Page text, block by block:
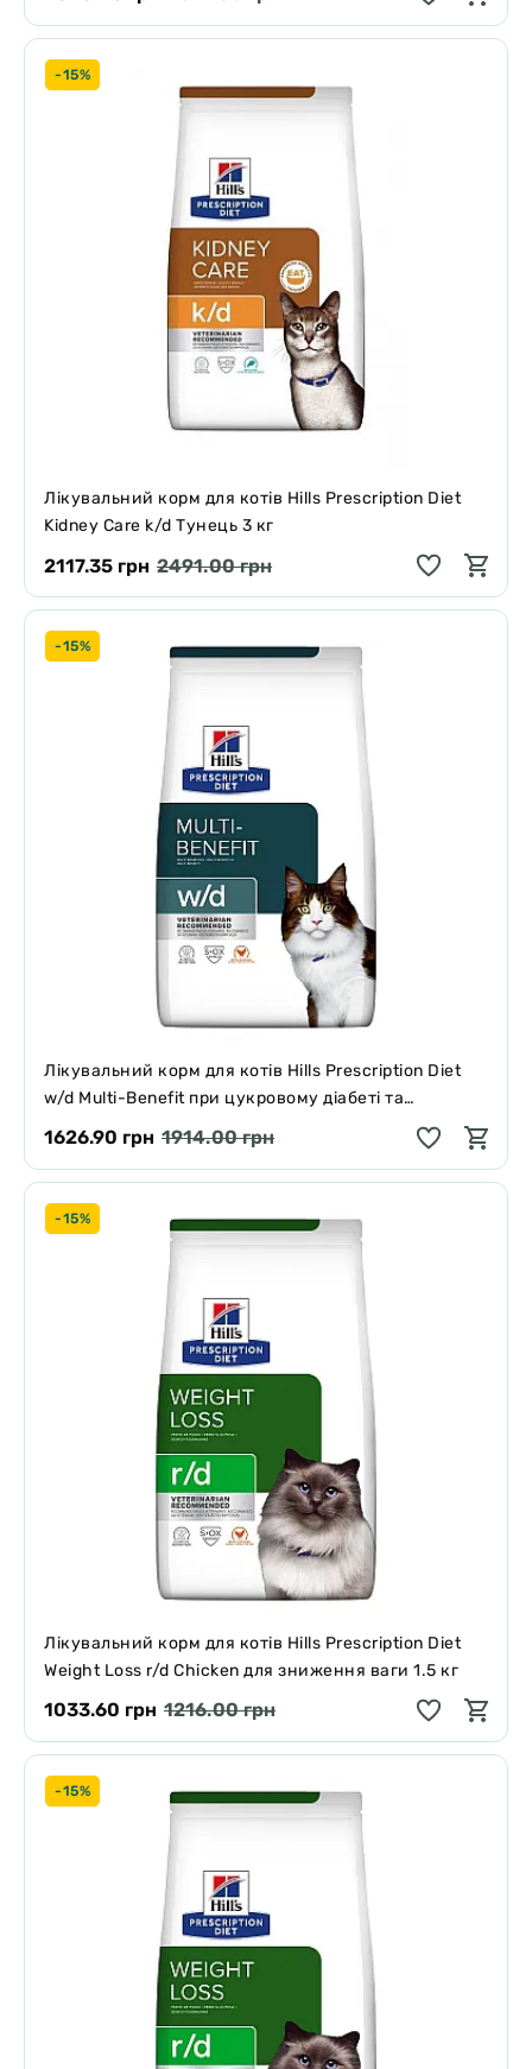
-15%
Лікувальний корм для котів Hills Prescription Diet
Kidney Care k/d Тунець 3 кг
2117.35 грн 2491.00 грн
-15%
Лікувальний корм для котів Hills Prescription Diet
w/d Multi-Benefit при цукровому діабеті та
надмірній вазі 3 кг
1626.90 грн 1914.00 грн
-15%
Лікувальний корм для котів Hills Prescription Diet
Weight Loss r/d Chicken для зниження ваги 1.5 кг
1033.60 грн 1216.00 грн
-15%